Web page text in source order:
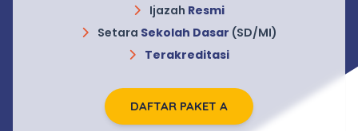
Ijazah Resmi
Setara Sekolah Dasar (SD/MI)
Terakreditasi
DAFTAR PAKET A